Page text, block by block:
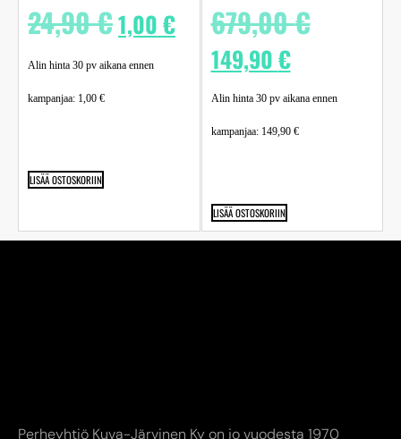
24,90€1,00€
Alin hinta 30 pv aikana ennen
kampanjaa: 1,00 €
LISÄÄ OSTOSKORIIN
679,00€
149,90€
Alin hinta 30 pv aikana ennen
kampanjaa: 149,90 €
LISÄÄ OSTOSKORIIN
Perheyhtiö Kuva-Järvinen Ky on jo vuodesta 1970